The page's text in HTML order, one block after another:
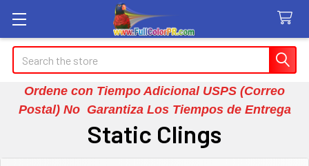
Search
Ordene con Tiempo Adicional USPS (Correo
Postal) No Garantiza Los Tiempos de Entrega
Static Clings